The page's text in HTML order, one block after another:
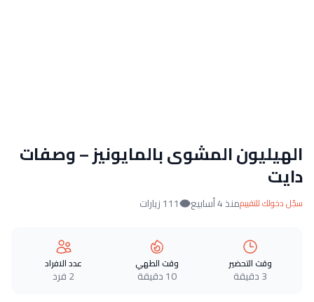
الهيليون المشوى بالمايونيز – وصفات
دايت
سجّل دخولك للتقييممنذ 4 أسابيع 111 زيارات
وقت التحضير
3 دقيقة
وقت الطهي
10 دقيقة
عدد الافراد
2 فرد